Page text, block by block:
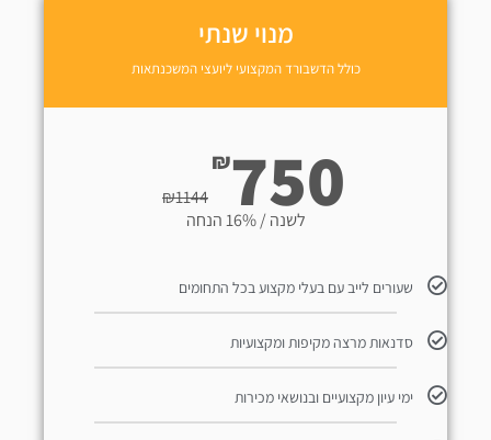
מנוי שנתי
כולל הדשבורד המקצועי ליועצי המשכנתאות
₪1144
₪750
לשנה / 16% הנחה
שעורים לייב עם בעלי מקצוע בכל התחומים
סדנאות מרצה מקיפות ומקצועיות
ימי עיון מקצועיים ובנושאי מכירות